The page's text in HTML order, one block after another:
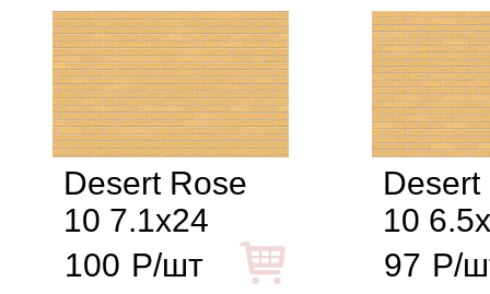
Desert Rose
10 7.1x24
100 Р/шт
Desert
10
97 Р/